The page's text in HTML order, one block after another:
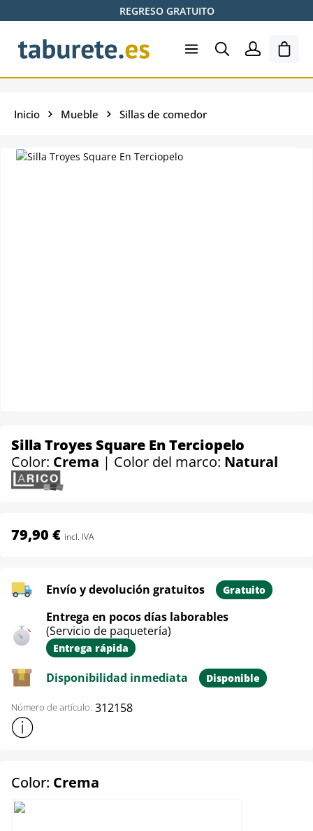
Saltar al contenido principalREGRESO GRATUITO
El
Inicio Mueble Sillas de comedor
Silla Troyes Square En Terciopelo
Color: Crema | Color del marco: Natural
79,90 € incl. IVA
Envío y devolución gratuitos Gratuito
Entrega en pocos días laborables
(Servicio de paquetería)
Entrega rápida
Disponibilidad inmediata Disponible
Número de artículo: 312158
Mostrar más información sobre el producto
Color: Crema